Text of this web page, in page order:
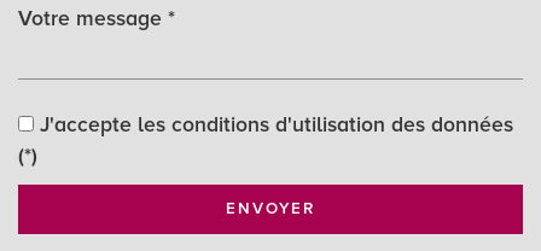
Collège
J'accepte les conditions d'utilisation des données
(*)
ENVOYER